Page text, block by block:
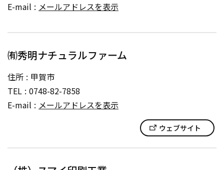
E-mail
メールアドレスを表示
㈲秀明ナチュラルファーム
住所
甲賀市
TEL 0748-82-7858
E-mail
メールアドレスを表示
ウェブサイト